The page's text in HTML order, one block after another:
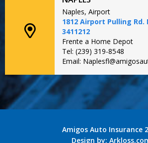
Naples, Airport
1812 Airport Pulling Rd.
3411212
Frente a Home Depot
Tel: (239) 319-8548
Email:
Amigos Auto Insurance
Design by: